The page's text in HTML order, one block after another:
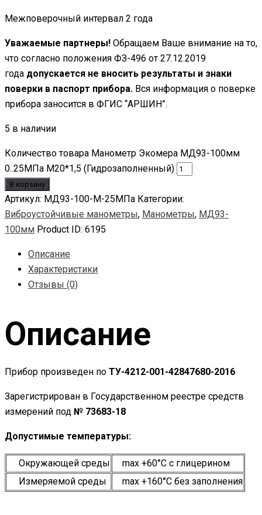
Межповерочный интервал 2 года
Уважаемые партнеры! Обращаем Ваше внимание на то,
что согласно положения ФЗ-496 от 27.12.2019
года допускается не вносить результаты и знаки
поверки в паспорт прибора. Вся информация о поверке
прибора заносится в ФГИС “АРШИН”.
5 в наличии
Количество товара Манометр Экомера МД93-100мм
0..25МПа М20*1,5 (Гидрозаполненный)
В корзину
Артикул: МД93-100-М-25МПа Категории:
Виброустойчивые манометры, Манометры, МД93-
100мм Product ID: 6195
Описание
Характеристики
Отзывы (0)
Описание
Прибор произведен по ТУ-4212-001-42847680-2016
Зарегистрирован в Государственном реестре средств
измерений под № 73683-18
Допустимые температуры:
Окружающей среды
max +60°С c глицерином
Измеряемой среды
maх +160°С без заполнения